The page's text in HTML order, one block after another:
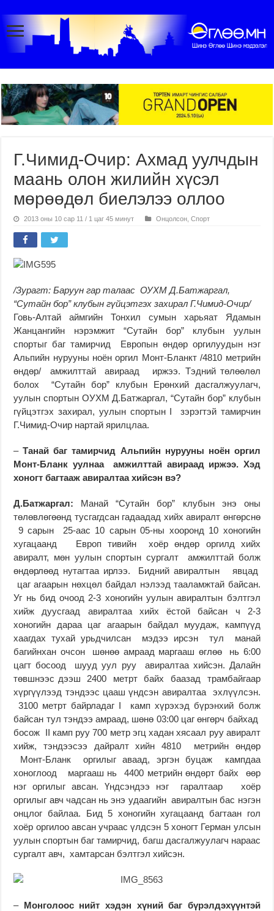
Г.Чимид-Очир: Ахмад уулчдын
маань олон жилийн хүсэл
мөрөөдөл биелэлээ оллоо
2013 оны 10 сар 11 / 1 цаг 45 минут Онцолсон ,Спорт
/Зурагт: Баруун гар талаас ОУХМ Д.Батжаргал,
“Сутайн бор” клубын гүйцэтгэх захирал Г.Чимид-Очир/
Говь-Алтай аймгийн Тонхил сумын харьяат Ядамын
Жанцангийн нэрэмжит “Сутайн бор” клубын уулын
спортыг баг тамирчид Европын өндөр оргилуудын нэг
Альпийн нурууны ноён оргил Монт-Бланкт /4810 метрийн
өндөр/ амжилттай авираад иржээ. Тэдний төлөөлөл
болох “Сутайн бор” клубын Ерөнхий дасгалжуулагч,
уулын спортын ОУХМ Д.Батжаргал, “Сутайн бор” клубын
гүйцэтгэх захирал, уулын спортын I зэрэгтэй тамирчин
Г.Чимид-Очир нартай ярилцлаа.
–Танай баг тамирчид Альпийн нурууны ноён оргил
Монт-Бланк уулнаа амжилттай авираад иржээ. Хэд
хоногт багтааж авиралтаа хийсэн вэ?
Д.Батжаргал: Манай “Сутайн бор” клубын энэ оны
төлөвлөгөөнд тусгагдсан гадаадад хийх авиралт өнгөрснө
9 сарын 25-аас 10 сарын 05-ны хооронд 10 хоногийн
хугацаанд Европ тивийн хоёр өндөр оргилд хийх
авиралт, мөн уулын спортын сургалт амжилттай болж
өндөрлөөд нутагтаа ирлээ. Бидний авиралтын явцад
цаг агаарын нөхцөл байдал нэлээд тааламжтай байсан.
Уг нь бид очоод 2-3 хоногийн уулын авиралтын бэлтгэл
хийж дуусгаад авиралтаа хийх ёстой байсан ч 2-3
хоногийн дараа цаг агаарын байдал муудаж, кампүүд
хаагдах тухай урьдчилсан мэдээ ирсэн тул манай
багийнхан очсон шөнөө амраад маргааш өглөө нь 6:00
цагт босоод шууд уул руу авиралтаа хийсэн. Далайн
төвшнээс дээш 2400 метрт байх баазад трамбайгаар
хүргүүлээд тэндээс цааш үндсэн авиралтаа эхлүүлсэн.
3100 метрт байрладаг I камп хүрэхэд бүрэнхий болж
байсан тул тэндээ амраад, шөнө 03:00 цаг өнгөрч байхад
босож II камп руу 700 метр эгц хадан хясаал руу авиралт
хийж, тэндээсээ дайралт хийн 4810 метрийн өндөр
Монт-Бланк оргилыг аваад, эргэн буцаж кампдаа
хоноглоод маргааш нь 4400 метрийн өндөрт байх өөр
нэг оргилыг авсан. Үндсэндээ нэг гаралтаар хоёр
оргилыг авч чадсан нь энэ удаагийн авиралтын бас нэгэн
онцлог байлаа. Бид 5 хоногийн хугацаанд багтаан гол
хоёр оргилоо авсан учраас үлдсэн 5 хоногт Герман улсын
уулын спортын баг тамирчид, багш дасгалжуулагч нараас
сургалт авч, хамтарсан бэлтгэл хийсэн.
– Монголоос нийт хэдэн хүний баг бүрэлдэхүүнтэй